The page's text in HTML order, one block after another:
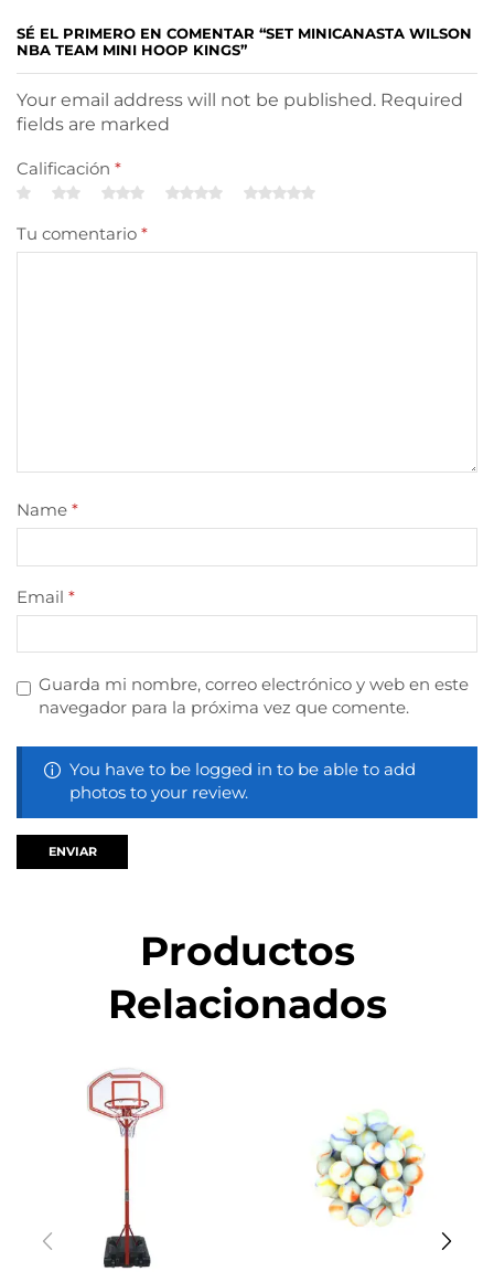
SÉ EL PRIMERO EN COMENTAR “SET MINICANASTA WILSON
NBA TEAM MINI HOOP KINGS”
Your email address will not be published. Required
fields are marked
Calificación *
Tu comentario *
Name *
Email *
Guarda mi nombre, correo electrónico y web en este
navegador para la próxima vez que comente.
You have to be logged in to be able to add
photos to your review.
Productos
Relacionados